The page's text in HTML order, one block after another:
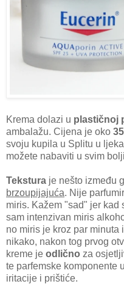
Krema dolazi u plastičnoj
ambalažu. Cijena je oko
svoju kupila u Splitu u
možete nabaviti u svim
Tekstura je nešto između
brzoupijajuća. Nije
miris. Kažem "sad" jer kad
sam intenzivan miris
no miris je kroz par
nikako, nakon tog prvog
kreme je odlično za
te parfemske komponente
iritacije i prištiće.